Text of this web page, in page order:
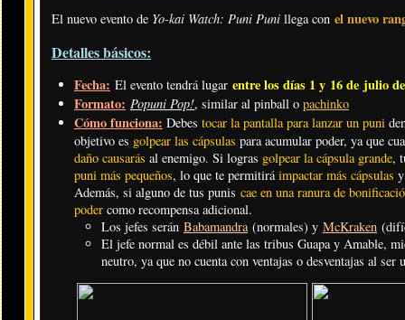
El nuevo evento de Yo-kai Watch: Puni Puni llega con el nuevo
Detalles básicos:
Fecha: El evento tendrá lugar entre los días 1 y 16 de julio
Formato: Popuni Pop!, similar al pinball o pachinko
Cómo funciona: Debes tocar la pantalla para lanzar un puni
objetivo es golpear las cápsulas para acumular poder, ya que
daño causarás al enemigo. Si logras golpear la cápsula grande,
puni más pequeños, lo que te permitiráimpactar más cápsulas
Además, si alguno de tus punis cae en una ranura de
poder como recompensa adicional.
Los jefes serán Babamandra(normales) y McKraken
El jefe normal es débil ante las tribus Guapa y Amable,
neutro, ya que no cuenta con ventajas o desventajas al ser